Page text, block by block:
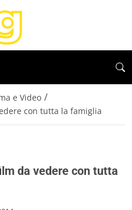
e Video /
con tutta la famiglia
da vedere con tutta